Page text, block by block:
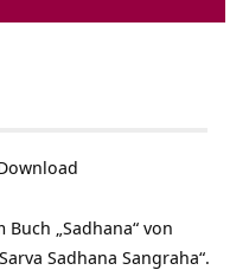
„Sadhana“ von
Sadhana Sangraha“.